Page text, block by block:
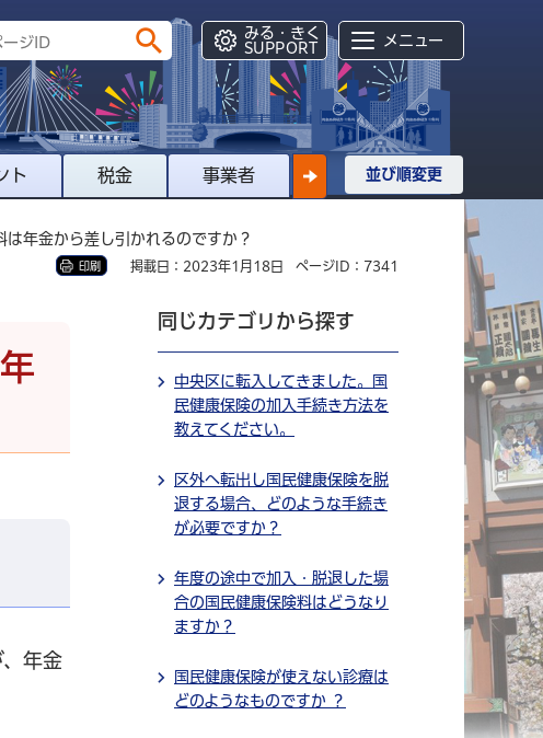
みる・きく
SUPPORT
メニュー
ト 税金 事業者 並び順変更
年金から差し引かれるのですか？
印刷 掲載日：2023年1月18日 ページID：7341
年金
同じカテゴリから探す
中央区に転入してきました。国
民健康保険の加入手続き方法を
教えてください。
区外へ転出し国民健康保険を脱
退する場合、どのような手続き
が必要ですか？
年度の途中で加入・脱退した場
合の国民健康保険料はどうなり
ますか？
国民健康保険が使えない診療は
どのようなものですか ？